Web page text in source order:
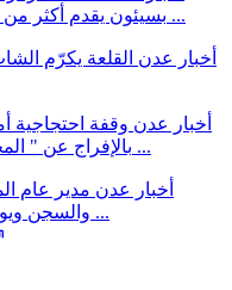
بسيئون يقدم أكثر من 13 ألف خدمة مجانية خلال سبعة أشهر ...
أخبار عدن القلعة يكرّم
أخبار عدن وقفة احتجاجية
بالإفراج عن " المحضار" وآخرين وحسم القضايا المتعثرة ...
أخبار عدن مدير عام
والسجن ويوجّه بإعداد خطة لتأهيله وترميم مرافقه ...